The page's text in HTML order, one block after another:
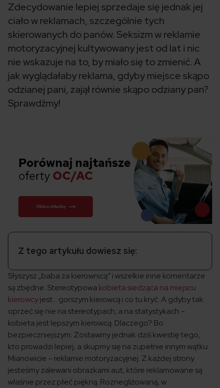
Zdecydowanie lepiej sprzedaje się jednak jej
ciało w reklamach, szczególnie tych
skierowanych do panów. Seksizm w reklamie
motoryzacyjnej kultywowany jest od lat i nic
nie wskazuje na to, by miało się to zmienić. A
jak wyglądałaby reklama, gdyby miejsce skąpo
odzianej pani, zajął równie skąpo odziany pan?
Sprawdźmy!
Z tego artykułu dowiesz się:
Słyszysz „baba za kierownicą” i wszelkie inne komentarze
są zbędne. Stereotypowa kobieta siedząca na miejscu
kierowcyjest… gorszym kierowcą i co tu kryć. A gdyby tak
oprzeć się nie na stereotypach, a na statystykach –
kobieta jest lepszym kierowcą. Dlaczego? Bo
bezpieczniejszym. Zostawmy jednak dziś kwestię tego,
kto prowadzi lepiej, a skupmy się na zupełnie innym wątku.
Mianowicie – reklamie motoryzacyjnej. Z każdej strony
jesteśmy zalewani obrazkami aut, które reklamowane są
właśnie przez płeć piękną. Roznegliżowaną, w